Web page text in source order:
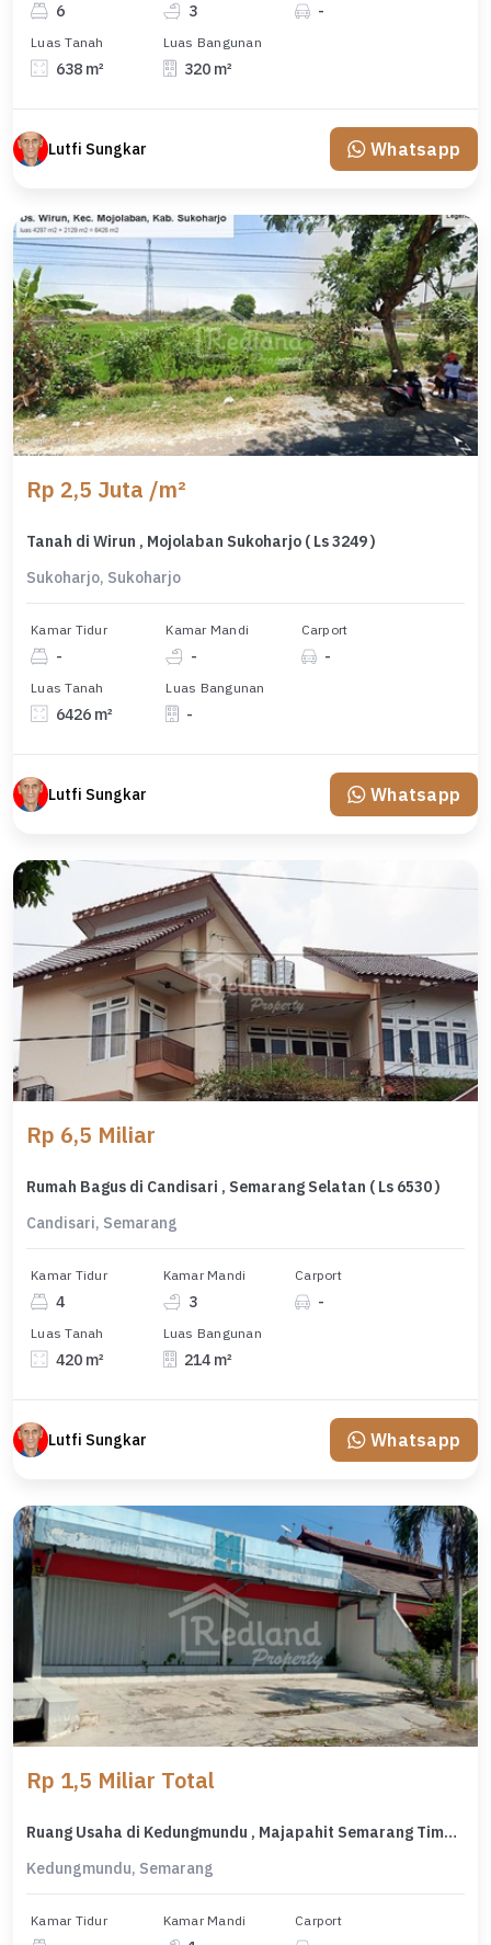
6 3 -
Luas Tanah
638 m²
Luas Bangunan
320 m²
Lutfi Sungkar Whatsapp
Rp 2,5 Juta /m²
Tanah di Wirun , Mojolaban Sukoharjo ( Ls 3249 )
Sukoharjo, Sukoharjo
Kamar Tidur
-
Kamar Mandi
-
Carport
-
Luas Tanah
6426 m²
Luas Bangunan
-
Lutfi Sungkar Whatsapp
Rp 6,5 Miliar
Rumah Bagus di Candisari , Semarang Selatan ( Ls 6530 )
Candisari, Semarang
Kamar Tidur
4
Kamar Mandi
3
Carport
-
Luas Tanah
420 m²
Luas Bangunan
214 m²
Lutfi Sungkar Whatsapp
Rp 1,5 Miliar Total
Ruang Usaha di Kedungmundu , Majapahit Semarang Timur Ls 6698
Kedungmundu, Semarang
Kamar Tidur Kamar Mandi Carport